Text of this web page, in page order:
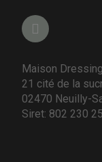
Maison
21 cité de la
02470 Neuilly-
Siret: 802 230